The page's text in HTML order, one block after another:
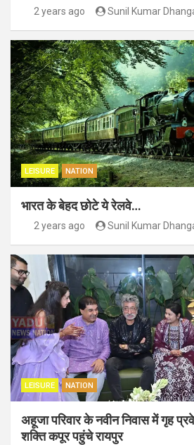
2 years ago Sunil Kumar
LEISURE NATION
भारत के बेहद छोटे ये रेलवे…
2 years ago Sunil Kumar
LEISURE NATION
अहूजा परिवार के नवीन निवास में गृह
शक्ति कपूर पहुंचे रायपुर